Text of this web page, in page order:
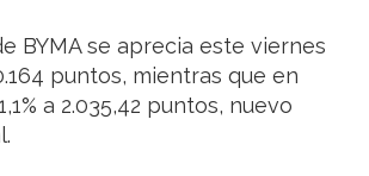
BYMA se aprecia este viernes
puntos, mientras que en
a 2.035,42 puntos, nuevo